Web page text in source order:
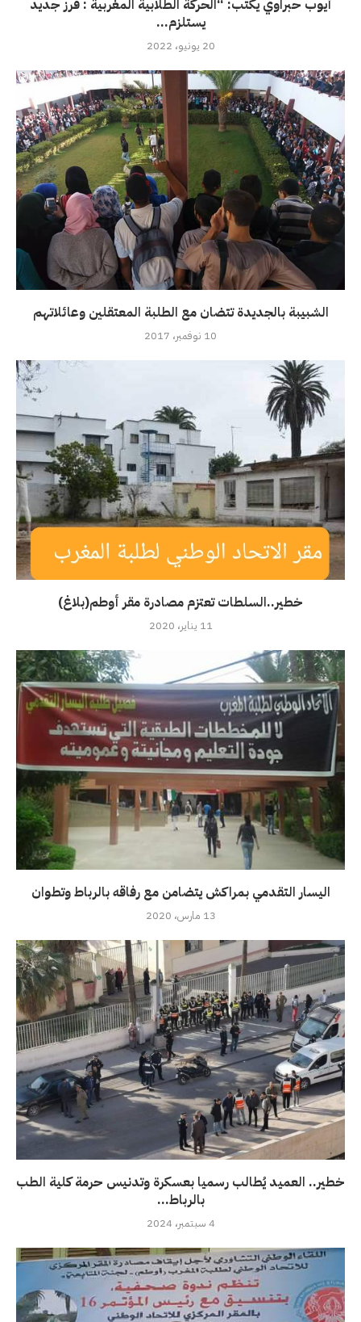
أيوب حبراوي يكتب: “الحركة الطلابية المغربية : فرز جديد
يستلزم...
20 يونيو، 2022
الشبيبة بالجديدة تتضان مع الطلبة المعتقلين وعائلاتهم
10 نوفمبر، 2017
خطير..السلطات تعتزم مصادرة مقر أوطم(بلاغ)
11 يناير، 2020
اليسار التقدمي بمراكش يتضامن مع رفاقه بالرباط وتطوان
13 مارس، 2020
خطير.. العميد يُطالب رسميا بعسكرة وتدنيس حرمة كلية الطب
بالرباط...
4 سبتمبر، 2024